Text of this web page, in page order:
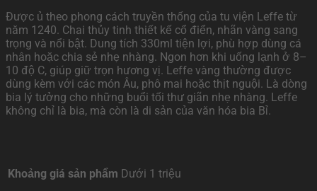
Được ủ theo phong cách truyền thống của tu viện Leffe từ
năm 1240. Chai thủy tinh thiết kế cổ điển, nhãn vàng sang
trọng và nổi bật. Dung tích 330ml tiện lợi, phù hợp dùng cá
nhân hoặc chia sẻ nhẹ nhàng. Ngon hơn khi uống lạnh ở 8–
10 độ C, giúp giữ trọn hương vị. Leffe vàng thường được
dùng kèm với các món Âu, phô mai hoặc thịt nguội. Là dòng
bia lý tưởng cho những buổi tối thư giãn nhẹ nhàng. Leffe
không chỉ là bia, mà còn là di sản của văn hóa bia Bỉ.
Khoảng giá sản phẩm Dưới 1 triệu